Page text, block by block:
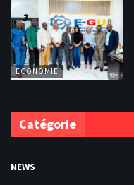
ECONOMIE
Catégorie
NEWS